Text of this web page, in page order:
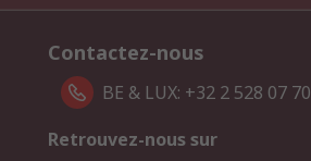
Contactez-nous
BE & LUX: +32 2 528 07 70
Retrouvez-nous sur